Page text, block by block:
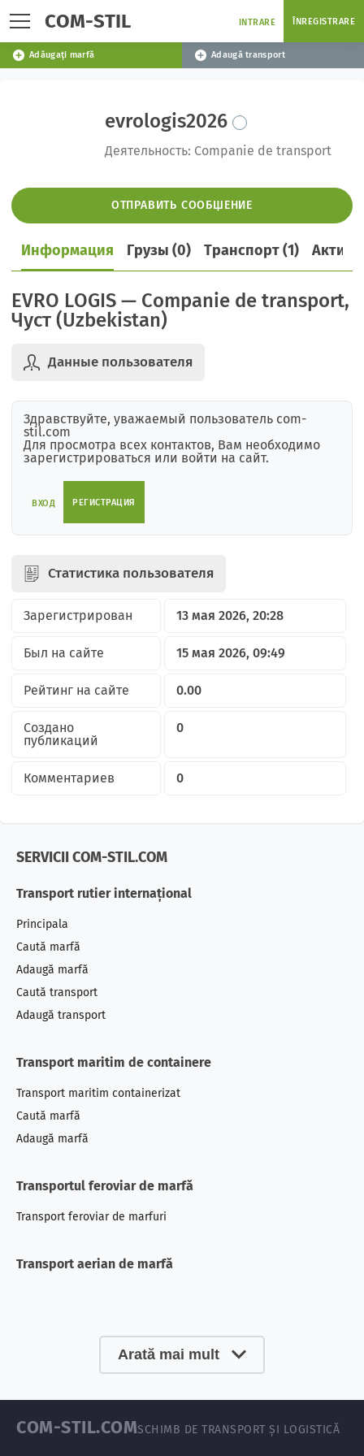
COM-STIL INTRARE ÎNREGISTRARE
Adăugați marfă Adaugă transport
evrologis2026
Деятельность: Companie de transport
ОТПРАВИТЬ СООБЩЕНИЕ
Информация Грузы (0) Транспорт (1)
EVRO LOGIS — Companie de transport,
Чуст (Uzbekistan)
Данные пользователя
Здравствуйте, уважаемый пользователь com-
stil.com
Для просмотра всех контактов, Вам необходимо
зарегистрироваться или войти на сайт.
ВХОД РЕГИСТРАЦИЯ
Статистика пользователя
Зарегистрирован 13 мая 2026, 20:28
Был на сайте 15 мая 2026, 09:49
Рейтинг на сайте 0.00
Создано
публикаций
0
Комментариев 0
SERVICII COM-STIL.COM
Transport rutier internațional
Principala
Caută marfă
Adaugă marfă
Caută transport
Adaugă transport
Transport maritim de containere
Transport maritim containerizat
Caută marfă
Adaugă marfă
Transportul feroviar de marfă
Transport feroviarde marfuri
Transport aerian de marfă
Arată mai mult
COM-STIL.COMSCHIMB DE TRANSPORT ȘI LOGISTICĂ